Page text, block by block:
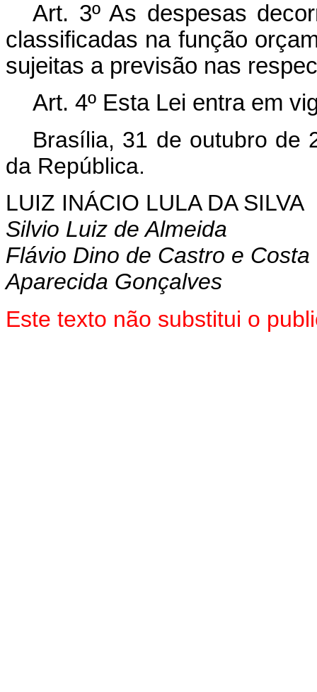
Art. 3º As despesas
classificadas na função
sujeitas a previsão nas
Art. 4º Esta Lei entra em
Brasília, 31 de outubro de
da República.
LUIZ INÁCIO LULA DA SILVA
Silvio Luiz de Almeida
Flávio Dino de Castro e Costa
Aparecida Gonçalves
Este texto não substitui o